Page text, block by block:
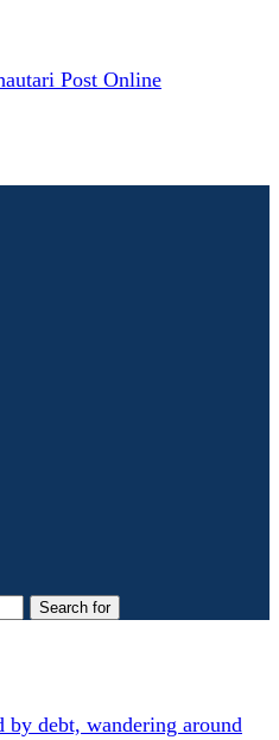
Search for
by debt, wandering around